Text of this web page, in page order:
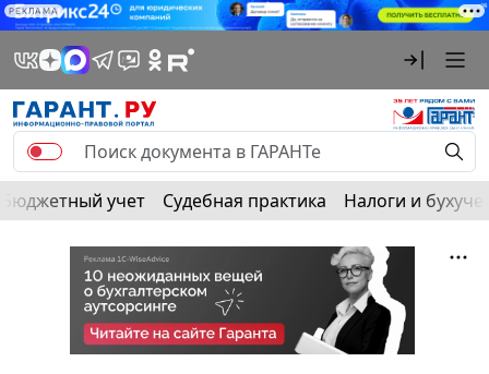
РЕКЛАМА
Бюджетный учет Судебная практика Налоги и